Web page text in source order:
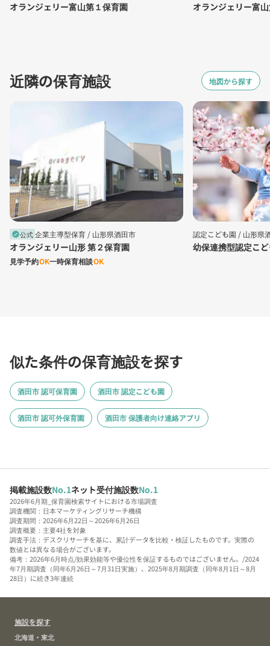
オランジェリー富山第１保育園 オランジェリー富
近隣の保育施設 地図から探す
verified公式企業主導型保育 / 山形県酒田市
オランジェリー山形 第２保育園
見学予約OK一時保育相談OK
認定こども園 / 山形県
幼保連携型認定こ
似た条件の保育施設を探す
酒田市 認可保育園 酒田市 認定こども園
酒田市 認可外保育園 酒田市 保護者向け連絡アプリ
掲載施設数No.1ネット受付施設数No.1
2026年6月期_保育園検索サイトにおける市場調査
調査機関：日本マーケティングリサーチ機構
調査期間：2026年6月22日～2026年6月26日
調査概要：主要4社を対象
調査手法：デスクリサーチを基に、累計データを比較・検証したものです。実際の
数値とは異なる場合がございます。
備考：2026年6月時点/効果効能等や優位性を保証するものではございません。/2024
年7月期調査（同年6月26日～7月31日実施）、2025年8月期調査（同年8月1日～8月
28日）に続き3年連続
施設を探す
北海道・東北